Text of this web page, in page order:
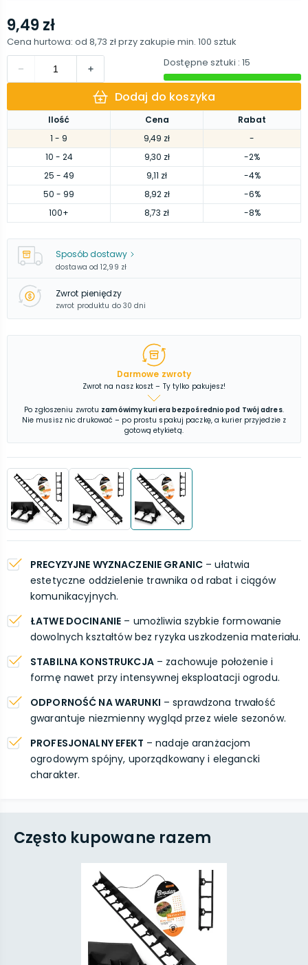
Ilość Cena
Rabat
1 - 9 9,49 zł
-
10 - 24 9,30 zł
-2%
25 - 49 9,11 zł
-4%
50 - 99 8,92 zł
-6%
100+ 8,73 zł -8%
9,49 zł
Cena hurtowa: od 8,73 złprzy zakupie min. 100 sztuk
Dostępne sztuki : 15
Dodaj do koszyka
Sposób dostawy
dostawa od 12,99 zł
Zwrot pieniędzy
zwrot produktu do 30 dni
Darmowe zwroty
Zwrot na nasz koszt – Ty tylko pakujesz!
Po zgłoszeniu zwrotu zamówimy kuriera bezpośrednio pod Twój adres.
Nie musisz nic drukować – po prostu spakuj paczkę, a kurier przyjedzie z
gotową etykietą.
PRECYZYJNE WYZNACZENIE GRANIC – ułatwia
estetyczne oddzielenie trawnika od rabat i ciągów
komunikacyjnych.
ŁATWE DOCINANIE – umożliwia szybkie formowanie
dowolnych kształtów bez ryzyka uszkodzenia materiału.
STABILNA KONSTRUKCJA– zachowuje położenie i
formę nawet przy intensywnej eksploatacji ogrodu.
ODPORNOŚĆ NA WARUNKI – sprawdzona trwałość
gwarantuje niezmienny wygląd przez wiele sezonów.
PROFESJONALNY EFEKT – nadaje aranżacjom
ogrodowym spójny, uporządkowany i elegancki
charakter.
Często kupowane razem